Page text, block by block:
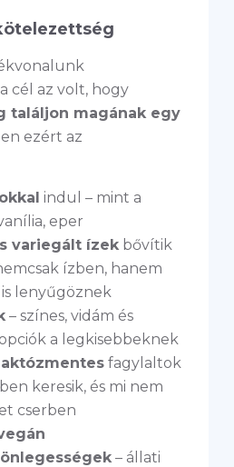
cél az volt, hogy
találjon magának egy
ezért az
indul – mint a
eper
variegált ízek bővítik
ízben, hanem
is lenyűgöznek
– színes, vidám és
a legkisebbeknek
fagylaltok
keresik, és mi nem
cserben
– állati